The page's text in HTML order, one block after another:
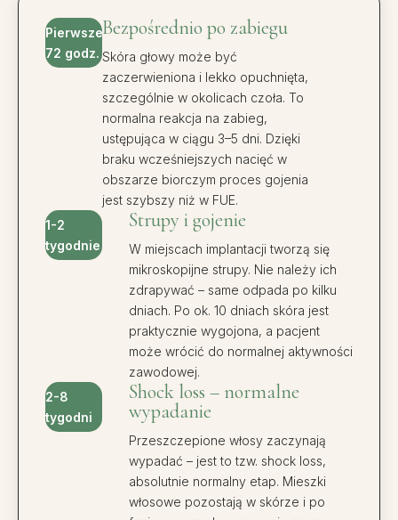
Pierwsze
72 godz.
Bezpośrednio po zabiegu
Skóra głowy może być
zaczerwieniona i lekko opuchnięta,
szczególnie w okolicach czoła. To
normalna reakcja na zabieg,
ustępująca w ciągu 3–5 dni. Dzięki
braku wcześniejszych nacięć w
obszarze biorczym proces gojenia
jest szybszy niż w FUE.
1-2
tygodnie
Strupy i gojenie
W miejscach implantacji tworzą się
mikroskopijne strupy. Nie należy ich
zdrapywać – same odpada po kilku
dniach. Po ok. 10 dniach skóra jest
praktycznie wygojona, a pacjent
może wrócić do normalnej aktywności
zawodowej.
2-8
tygodni
Shock loss – normalne
wypadanie
Przeszczepione włosy zaczynają
wypadać – jest to tzw. shock loss,
absolutnie normalny etap. Mieszki
włosowe pozostają w skórze i po